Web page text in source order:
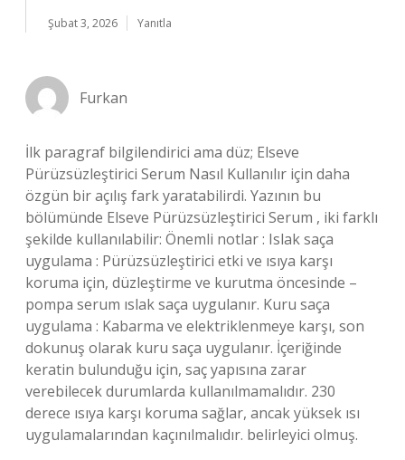
Şubat 3, 2026 Yanıtla
Furkan
İlk paragraf bilgilendirici ama düz; Elseve
Pürüzsüzleştirici Serum Nasıl Kullanılır için daha
özgün bir açılış fark yaratabilirdi. Yazının bu
bölümünde Elseve Pürüzsüzleştirici Serum , iki farklı
şekilde kullanılabilir: Önemli notlar : Islak saça
uygulama : Pürüzsüzleştirici etki ve ısıya karşı
koruma için, düzleştirme ve kurutma öncesinde –
pompa serum ıslak saça uygulanır. Kuru saça
uygulama : Kabarma ve elektriklenmeye karşı, son
dokunuş olarak kuru saça uygulanır. İçeriğinde
keratin bulunduğu için, saç yapısına zarar
verebilecek durumlarda kullanılmamalıdır. 230
derece ısıya karşı koruma sağlar, ancak yüksek ısı
uygulamalarından kaçınılmalıdır. belirleyici olmuş.